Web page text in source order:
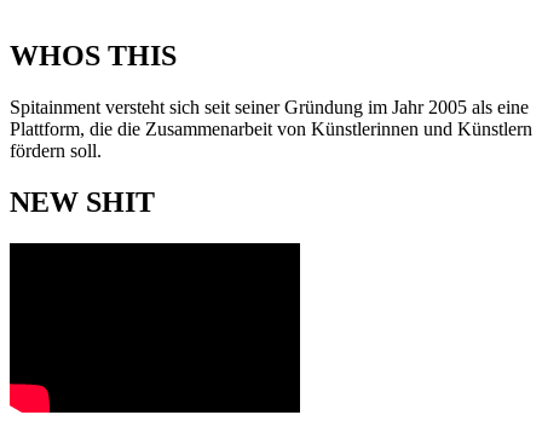
WHOS THIS
Spitainment versteht sich seit seiner Gründung im Jahr 2005 als eine
Plattform, die die Zusammenarbeit von Künstlerinnen und Künstlern
fördern soll.
NEW SHIT